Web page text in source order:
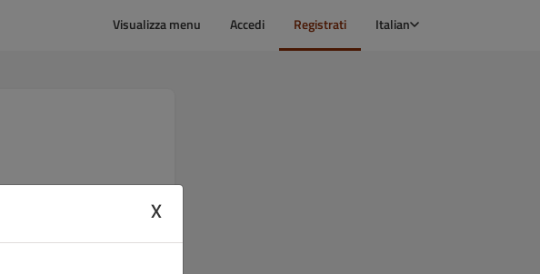
Visualizza menu Accedi Registrati Italian
X